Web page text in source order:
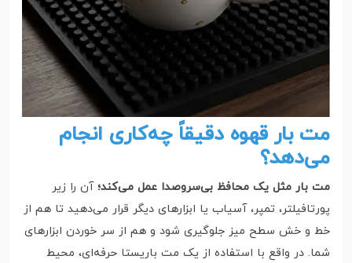
مت بار قهوه دقیقاً چه‌کاری انجام
می‌دهد؟
مت بار مثل یک محافظ بی‌سروصدا عمل می‌کند؛آن را زیر
پورتافیلتر، تمپر، آسیاب یا ابزارهای دیگر قرار می‌دهید تا هم از
خط و خش سطح میز جلوگیری شود و هم از سر خوردن ابزارهای
شما. در واقع با استفاده از یک مت باریستا حرفه‌ای، محیط